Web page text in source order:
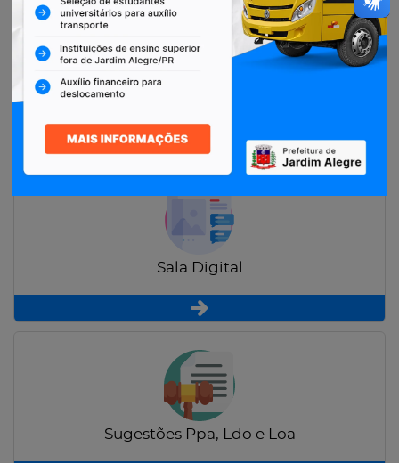
Restituição de Contribuintes
Sala Digital
Sugestões Ppa, Ldo e Loa